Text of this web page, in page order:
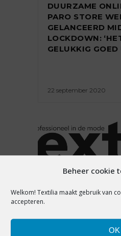
Beheer cookie
Welkom! Textilia maakt gebruik van
accepteren.
OK
DUURZAME
PARO STORE
GELANCEERD
LOCKDOWN:
GELUKKIG GOED
22 september 2020
WAAROM
EEN FYSIEKE